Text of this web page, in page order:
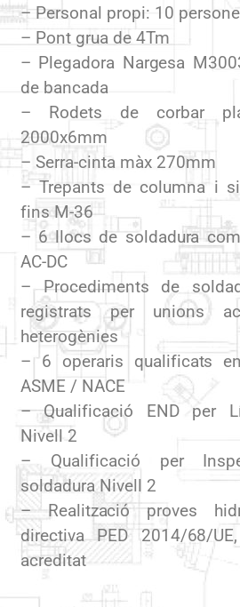
– Personal propi: 10
– Pont grua de 4Tm
– Plegadora Nargesa
de bancada
– Rodets de corbar
2000x6mm
– Serra-cinta màx 270mm
– Trepants de columna i
fins M-36
– 6 llocs de soldadura
AC-DC
– Procediments de
registrats per unions
heterogènies
– 6 operaris qualificats
ASME / NACE
– Qualificació END per
Nivell 2
– Qualificació per
soldadura Nivell 2
– Realització proves
directiva PED 2014/68/
acreditat